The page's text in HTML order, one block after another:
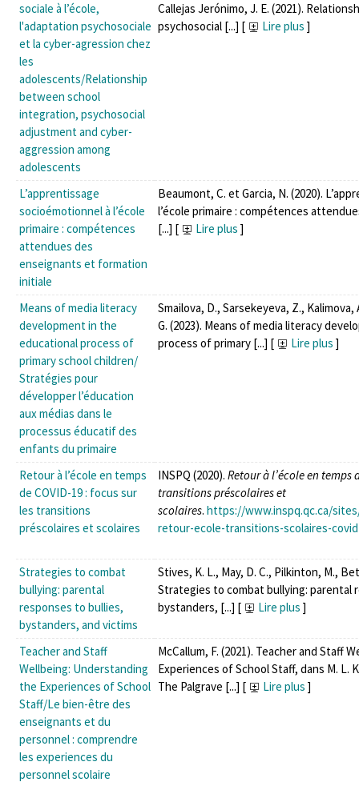
sociale à l’école,
l'adaptation psychosociale
et la cyber-agression chez
les
adolescents/Relationship
between school
integration, psychosocial
adjustment and cyber-
aggression among
adolescents
Callejas Jerónimo, J. E. (2021).
psychosocial [...] [ Lire plus ]
L’apprentissage
socioémotionnel à l’école
primaire : compétences
attendues des
enseignants et formation
initiale
Beaumont, C. et Garcia, N. (2020).
l’école primaire : compétences
[...] [ Lire plus ]
Means of media literacy
development in the
educational process of
primary school children/
Stratégies pour
développer l’éducation
aux médias dans le
processus éducatif des
enfants du primaire
Smailova, D., Sarsekeyeva, Z.,
G. (2023). Means of media literacy
process of primary [...] [ Lire plus ]
Retour à l’école en temps
de COVID-19 : focus sur
les transitions
préscolaires et scolaires
INSPQ (2020). Retour à l’école en temps
transitions préscolaires et
scolaires. https://www.inspq.qc.ca/
retour-ecole-transitions-scolaires-
Strategies to combat
bullying: parental
responses to bullies,
bystanders, and victims
Stives, K. L., May, D. C., Pilkinton, M.,
Strategies to combat bullying: parental
bystanders, [...] [ Lire plus ]
Teacher and Staff
Wellbeing: Understanding
the Experiences of School
Staff/Le bien-être des
enseignants et du
personnel : comprendre
les experiences du
personnel scolaire
McCallum, F. (2021). Teacher and Staff
Experiences of School Staff, dans M. L.
The Palgrave [...] [ Lire plus ]